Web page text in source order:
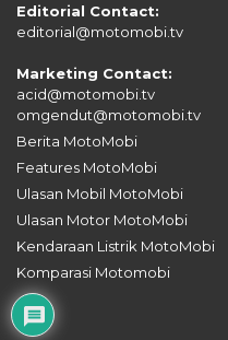
Editorial Contact:
editorial@motomobi.tv
Marketing Contact:
acid@motomobi.tv
omgendut@motomobi.tv
Berita MotoMobi
Features MotoMobi
Ulasan Mobil MotoMobi
Ulasan Motor MotoMobi
Kendaraan Listrik MotoMobi
Komparasi Motomobi